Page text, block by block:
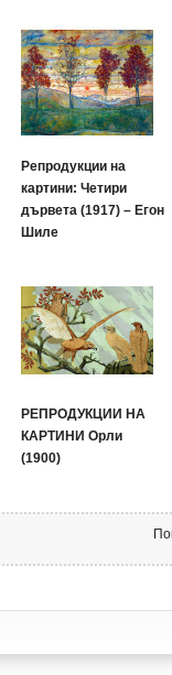
Репродукции на
картини: Четири
дървета (1917) – Егон
Шиле
РЕПРОДУКЦИИ НА
КАРТИНИ Орли
(1900)